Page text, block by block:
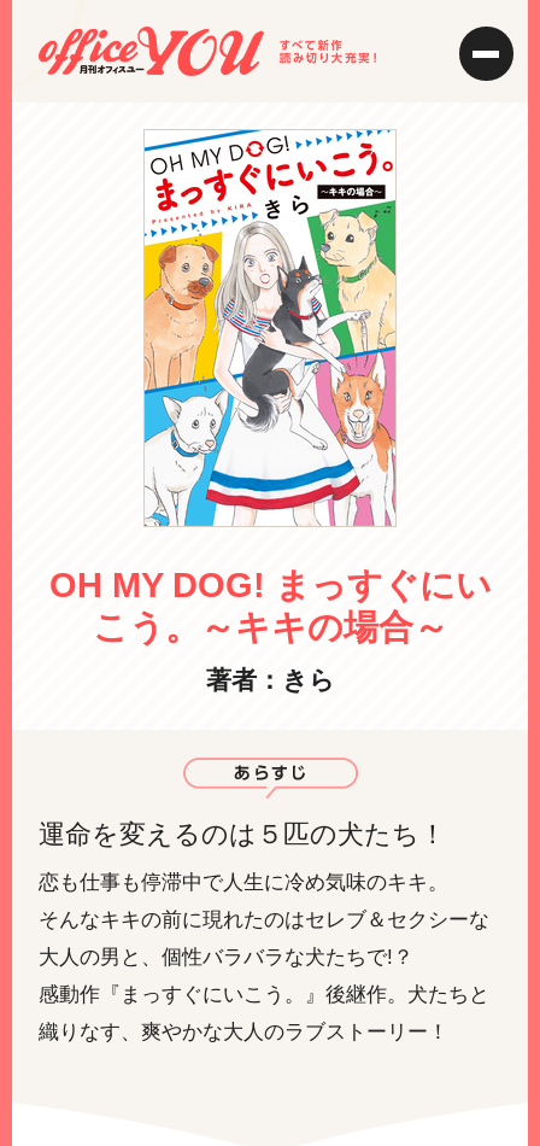
OH MY DOG! まっすぐにい
こう。～キキの場合～
著者：きら
運命を変えるのは５匹の犬たち！
恋も仕事も停滞中で人生に冷め気味のキキ。
そんなキキの前に現れたのはセレブ＆セクシーな
大人の男と、個性バラバラな犬たちで!？
感動作『まっすぐにいこう。』後継作。犬たちと
織りなす、爽やかな大人のラブストーリー！